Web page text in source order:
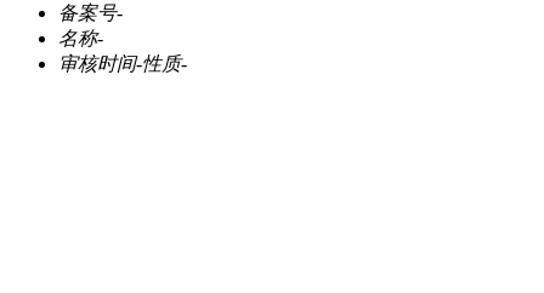
备案号-
名称-
审核时间-性质-